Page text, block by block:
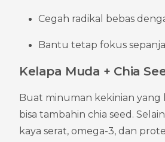
Cegah radikal bebas
Bantu tetap fokus
Kelapa Muda + Chia
Buat minuman kekinian yang
bisa tambahin chia seed.
kaya serat, omega-3, dan